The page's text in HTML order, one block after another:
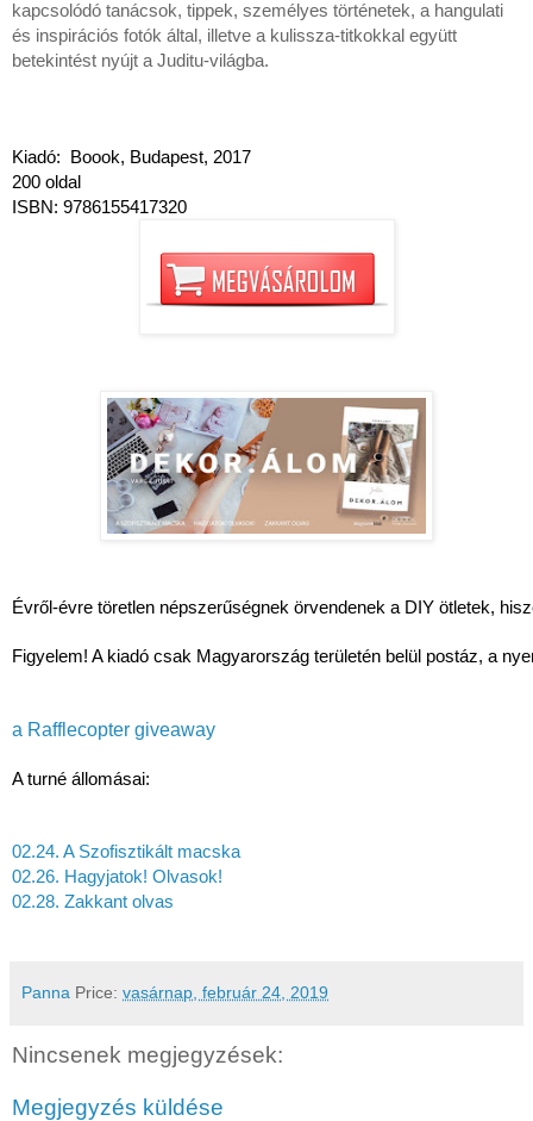
kapcsolódó tanácsok, tippek, személyes történetek, a hangulati
és inspirációs fotók által, illetve a kulissza-titkokkal együtt
betekintést nyújt a Juditu-világba.
Kiadó:  Boook, Budapest, 2017
200 oldal
ISBN: 9786155417320
Évről-évre töretlen népszerűségnek örvendenek a DIY ötletek,
Figyelem! A kiadó csak Magyarország területén belül postáz, a
a Rafflecopter giveaway
A turné állomásai:
02.24. A Szofisztikált macska
02.26. Hagyjatok! Olvasok!
02.28. Zakkant olvas
Panna Price: vasárnap, február 24, 2019
Nincsenek megjegyzések:
Megjegyzés küldése